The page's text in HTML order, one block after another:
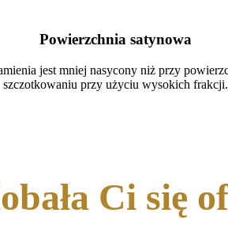
Powierzchnia satynowa
jest mniej nasycony niż przy
szczotkowaniu przy użyciu wysokich frakcji.
Ci się